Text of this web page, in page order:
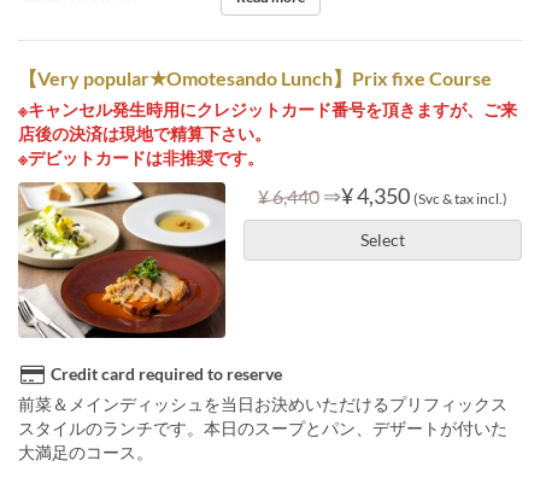
【Very popular★Omotesando Lunch】Prix fixe Course
※キャンセル発生時用にクレジットカード番号を頂きますが、ご来
店後の決済は現地で精算下さい。
※デビットカードは非推奨です。
¥ 6,440 ⇒¥ 4,350 (Svc & tax incl.)
Select
Credit card required to reserve
前菜＆メインディッシュを当日お決めいただけるプリフィックス
スタイルのランチです。本日のスープとパン、デザートが付いた
大満足のコース。